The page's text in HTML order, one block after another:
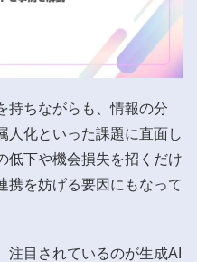
持ちながらも、情報の分
人化といった課題に直面し
低下や機会損失を招くだけ
携を妨げる要因にもなって
注目されているのが生成AI